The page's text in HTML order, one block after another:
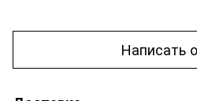
Написать